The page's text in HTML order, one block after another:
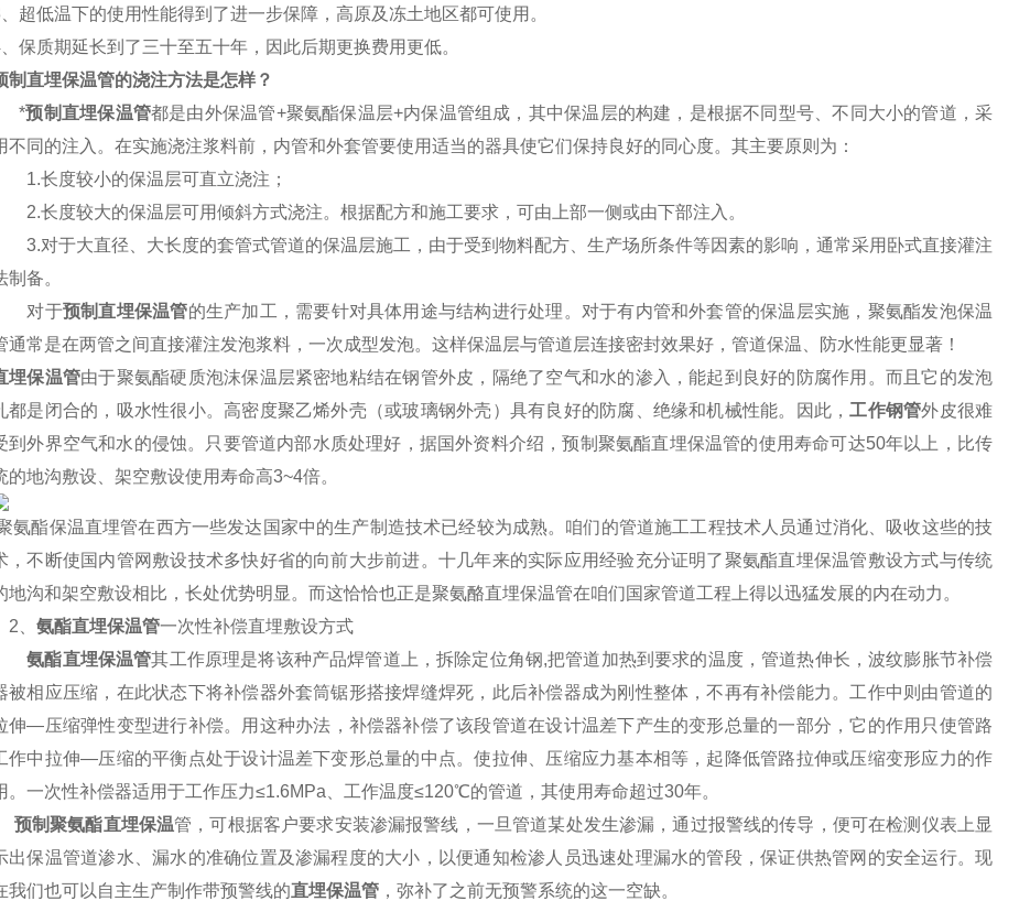
、超低温下的使用性能得到了进一步保障，高原及冻土地区都可使用。
、保质期延长到了三十至五十年，因此后期更换费用更低。
制直埋保温管的浇注方法是怎样？
*预制直埋保温管都是由外保温管+聚氨酯保温层+内保温管组成，其中保温层的构建，是根据不同型号、不同大小的管道，采
不同的注入。在实施浇注浆料前，内管和外套管要使用适当的器具使它们保持良好的同心度。其主要原则为：
1.长度较小的保温层可直立浇注；
2.长度较大的保温层可用倾斜方式浇注。根据配方和施工要求，可由上部一侧或由下部注入。
3.对于大直径、大长度的套管式管道的保温层施工，由于受到物料配方、生产场所条件等因素的影响，通常采用卧式直接灌注
制备。
对于预制直埋保温管的生产加工，需要针对具体用途与结构进行处理。对于有内管和外套管的保温层实施，聚氨酯发泡保温
通常是在两管之间直接灌注发泡浆料，一次成型发泡。这样保温层与管道层连接密封效果好，管道保温、防水性能更显著！
埋保温管由于聚氨酯硬质泡沫保温层紧密地粘结在钢管外皮，隔绝了空气和水的渗入，能起到良好的防腐作用。而且它的发泡
都是闭合的，吸水性很小。高密度聚乙烯外壳（或玻璃钢外壳）具有良好的防腐、绝缘和机械性能。因此，工作钢管外皮很难
到外界空气和水的侵蚀。只要管道内部水质处理好，据国外资料介绍，预制聚氨酯直埋保温管的使用寿命可达50年以上，比传
的地沟敷设、架空敷设使用寿命高3~4倍。
氨酯保温直埋管在西方一些发达国家中的生产制造技术已经较为成熟。咱们的管道施工工程技术人员通过消化、吸收这些的技
，不断使国内管网敷设技术多快好省的向前大步前进。十几年来的实际应用经验充分证明了聚氨酯直埋保温管敷设方式与传统
地沟和架空敷设相比，长处优势明显。而这恰恰也正是聚氨酪直埋保温管在咱们国家管道工程上得以迅猛发展的内在动力。
2
氨酯直埋保温管一次性补偿直埋敷设方式
氨酯直埋保温管其工作原理是将该种产品焊管道上，拆除定位角钢,把管道加热到要求的温度，管道热伸长，波纹膨胀节补偿
被相应压缩，在此状态下将补偿器外套筒锯形搭接焊缝焊死，此后补偿器成为刚性整体，不再有补偿能力。工作中则由管道的
伸—压缩弹性变型进行补偿。用这种办法，补偿器补偿了该段管道在设计温差下产生的变形总量的一部分，它的作用只使管路
作中拉伸—压缩的平衡点处于设计温差下变形总量的中点。使拉伸、压缩应力基本相等，起降低管路拉伸或压缩变形应力的作
。一次性补偿器适用于工作压力≤1.6MPa 、工作温度≤120℃的管道，其使用寿命超过30年。
预制聚氨酯直埋保温管，可根据客户要求安装渗漏报警线，一旦管道某处发生渗漏，通过报警线的传导，便可在检测仪表上显
出保温管道渗水、漏水的准确位置及渗漏程度的大小，以便通知检渗人员迅速处理漏水的管段，保证供热管网的安全运行。现
我们也可以自主生产制作带预警线的直埋保温管 ，弥补了之前无预警系统的这一空缺。